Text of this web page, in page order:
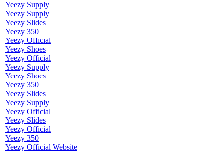
Yeezy Supply
Yeezy Supply
Yeezy Slides
Yeezy 350
Yeezy Official
Yeezy Shoes
Yeezy Official
Yeezy Supply
Yeezy Shoes
Yeezy 350
Yeezy Slides
Yeezy Supply
Yeezy Official
Yeezy Slides
Yeezy Official
Yeezy 350
Yeezy Official Website